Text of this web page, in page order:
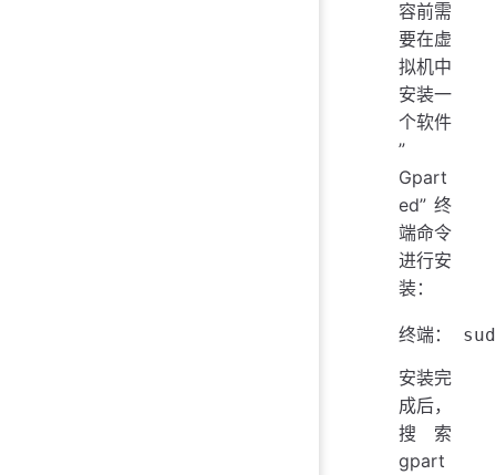
容前需
要在虚
拟机中
安装一
个软件
”
Gpart
ed” 终
端命令
进行安
装：
安装完
成后，
搜索
gpart